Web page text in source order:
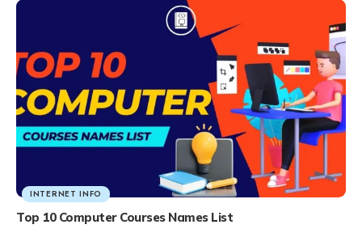
INTERNET INFO
Top 10 Computer Courses Names List